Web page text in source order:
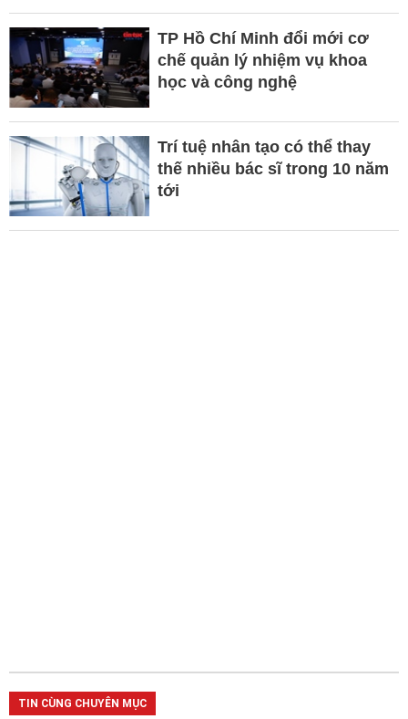
TP Hồ Chí Minh đổi mới cơ
chế quản lý nhiệm vụ khoa
học và công nghệ
Trí tuệ nhân tạo có thể thay
thế nhiều bác sĩ trong 10 năm
tới
TIN CÙNG CHUYÊN MỤC